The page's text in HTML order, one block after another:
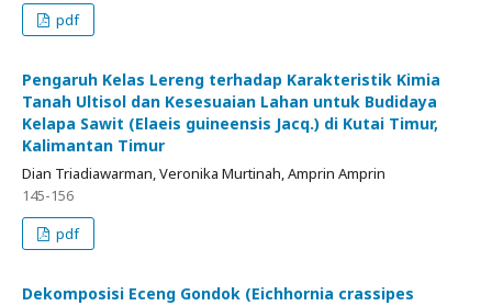
pdf
Pengaruh Kelas Lereng terhadap Karakteristik Kimia
Tanah Ultisol dan Kesesuaian Lahan untuk Budidaya
Kelapa Sawit (Elaeis guineensis Jacq.) di Kutai Timur,
Kalimantan Timur
Dian Triadiawarman, Veronika Murtinah, Amprin Amprin
145-156
pdf
Dekomposisi Eceng Gondok (Eichhornia crassipes